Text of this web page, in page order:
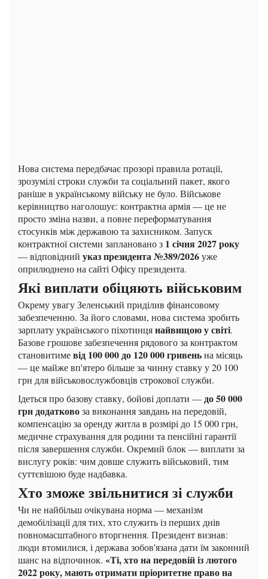
Нова система передбачає прозорі правила ротації,
зрозумілі строки служби та соціальний пакет, якого
раніше в українському війську не було. Військове
керівництво наголошує: контрактна армія — це не
просто зміна назви, а повне переформатування
стосунків між державою та захисником. Запуск
контрактної системи заплановано з 1 січня 2027 року
— відповідний указ президента №389/2026уже
оприлюднено на сайті Офісу президента.
Які виплати обіцяють військовим
Окрему увагу Зеленський приділив фінансовому
забезпеченню. За його словами, нова система зробить
зарплату українського піхотинцянайвищою у світі.
Базове грошове забезпечення рядового за контрактом
становитимевід 100 000 до 120 000 гривеньна місяць
— це майже вп'ятеро більше за чинну ставку у 20 100
грн для військовослужбовців строкової служби.
Ідеться про базову ставку, бойові доплати —до 50 000
грн додатковоза виконання завдань на передовій,
компенсацію за оренду житла в розмірі до 15 000 грн,
медичне страхування для родини та пенсійні гарантії
після завершення служби. Окремий блок — виплати за
вислугу років: чим довше служить військовий, тим
суттєвішою буде надбавка.
Хто зможе звільнитися зі служби
Чи не найбільш очікувана норма — механізм
демобілізації для тих, хто служить із перших днів
повномасштабного вторгнення. Президент визнав:
люди втомилися, і держава зобов'язана дати їм законний
шанс на відпочинок. «Ті, хто на передовій із лютого
2022 року, мають отримати пріоритетне право на